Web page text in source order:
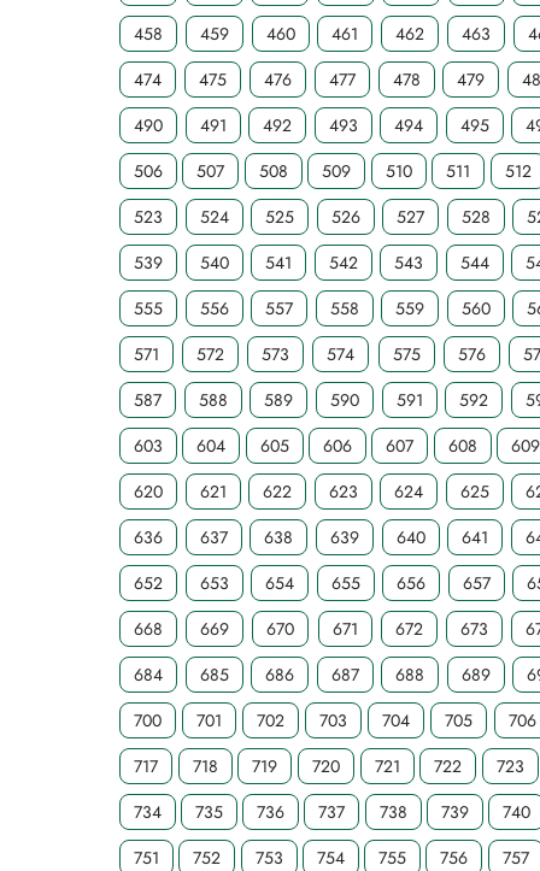
458 459 460 461 462 463
474
475 476 477 478 479
490
491 492 493 494 495
506
507 508 509 510 511
512
523
524 525 526 527 528
539
540 541 542 543 544
555
556 557 558 559 560
571
572 573 574 575 576
587
588 589 590 591 592
603
604 605 606 607 608
609
620
621 622 623 624 625
636
637 638 639 640 641
652
653 654 655 656 657
668
669 670 671 672 673
684
685 686 687 688 689
700
701 702 703 704 705
706
717
718 719 720 721 722
723
734
735 736 737 738 739
740
751
752 753 754 755 756
757